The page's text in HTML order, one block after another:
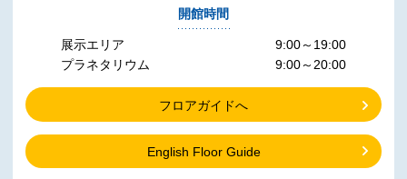
開館時間
展示エリア
プラネタリウム
9:00～19:00
9:00～20:00
フロアガイドへ
English Floor Guide